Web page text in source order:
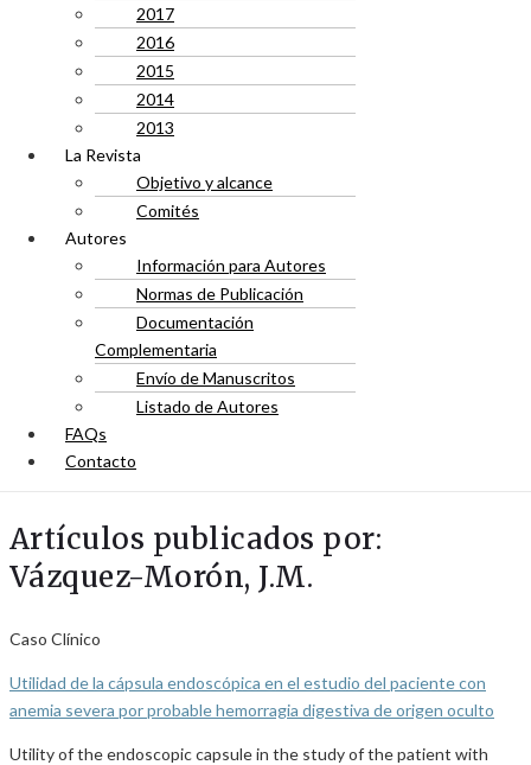
2017
2016
2015
2014
2013
La Revista
Objetivo y alcance
Comités
Autores
Información para Autores
Normas de Publicación
Documentación
Complementaria
Envío de Manuscritos
Listado de Autores
FAQs
Contacto
Artículos publicados por:
Vázquez-Morón, J.M.
Caso Clínico
Utilidad de la cápsula endoscópica en el estudio del paciente con
anemia severa por probable hemorragia digestiva de origen oculto
Utility of the endoscopic capsule in the study of the patient with